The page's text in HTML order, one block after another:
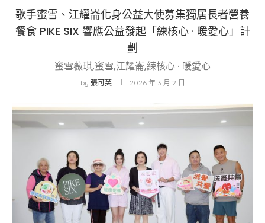
歌手蜜雪、江耀崙化身公益大使募集獨居長者營養
餐食 PIKE SIX 響應公益發起「練核心 · 暖愛心」計
劃
蜜雪薇琪,蜜雪,江耀崙,練核心 · 暖愛心
by 張可芙 2026 年 3 月 2 日